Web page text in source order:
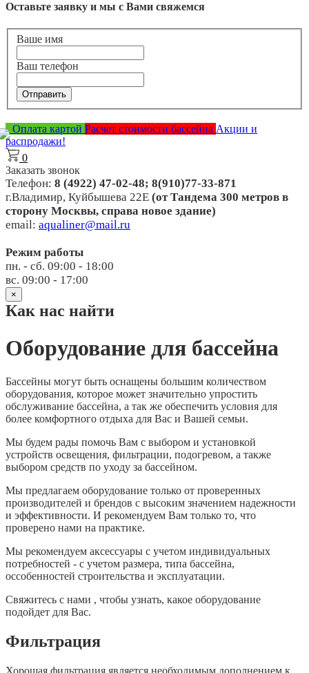
Оставьте заявку и мы с Вами свяжемся
Ваше имя
Ваш телефон
Отправить
Оплата картой Расчет стоимости бассейна Акции и
распродажи!
0
Заказать звонок
Телефон: 8 (4922) 47-02-48; 8(910)77-33-871
г.Владимир, Куйбышева 22Е (от Тандема 300 метров в
сторону Москвы, справа новое здание)
email: aqualiner@mail.ru
Режим работы
пн. - сб. 09:00 - 18:00
вс. 09:00 - 17:00
×
Как нас найти
Оборудование для бассейна
Бассейны могут быть оснащены большим количеством
оборудования, которое может значительно упростить
обслуживание бассейна, а так же обеспечить условия для
более комфортного отдыха для Вас и Вашей семьи.
Мы будем рады помочь Вам с выбором и установкой
устройств освещения, фильтрации, подогревом, а также
выбором средств по уходу за бассейном.
Мы предлагаем оборудование только от проверенных
производителей и брендов с высоким значением надежности
и эффективности. И рекомендуем Вам только то, что
проверено нами на практике.
Мы рекомендуем аксессуары с учетом индивидуальных
потребностей - c учетом размера, типа бассейна,
оссобенностей строительства и эксплуатации.
Свяжитесь с нами , чтобы узнать, какое оборудование
подойдет для Вас.
Фильтрация
Хорошая фильтрация является необходимым дополнением к